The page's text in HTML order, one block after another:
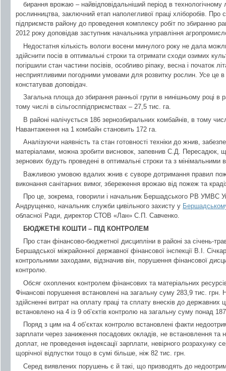
бирання врожаю – найвідповідальніший період в технологічному
рослинництва, заключний етап наполегливої праці хліборобів. Про
підприємств району до проведення комплексу робіт по збиранню
2012 року доповідав заступник начальника управління
Недостатня кількість вологи восени минулого року не дала
здійснити посів в оптимальні строки та отримати сходи озимих
погіршили стан частини посівів, особливо ріпаку, весна і початок
несприятливими погодними умовами для розвитку рослин. Усе це
констатував доповідач.
Загальна площа до збирання ранньої групи в нинішньому році в
тому числі в сільгосппідприємствах – 27,5 тис. га.
В районі налічується 186 зернозбиральних комбайнів, в тому
Навантаження на 1 комбайн становить 172 га.
Аналізуючи наявність та стан готовності техніки до жнив,
матеріалами, можна зробити висновок, запевнив С.Д. Пересадюк,
зернових будуть проведені в оптимальні строки та з
Важливою умовою вдалих жнив є суворе дотримання правил
виконання санітарних вимог, збереження врожаю від пожеж та
Про це, зокрема, говорили і начальник Бершадського РВ УМВС
Андрущенко, начальник служби цивільного захисту у
обласної Ради, директор СТОВ «Лан» С.П. Савченко.
БЮДЖЕТНІ КОШТИ – ПІД КОНТРОЛЕМ
Про стан фінансово-бюджетної дисципліни в районі за січень-
Бершадської міжрайонної державної фінансової інспекції В.І.
контрольними заходами, відзначив він, порушення фінансової
контролю.
Обсяг охоплених контролем фінансових та матеріальних
Фінансові порушення встановлені на загальну суму 283,9 тис.
здійсненні витрат на оплату праці та сплату внесків до
встановлено на 4 із 9 об’єктів контролю на загальну суму понад
Поряд з цим на 4 об’єктах контролю встановлені факти
зарплати через заниження посадових окладів, не встановлення та
доплат, не проведення індексації зарплати, невірного розрахунку
щорічної відпустки тощо в сумі більше, ніж 82 тис. грн.
Серед виявлених порушень є й такі, що призводять до